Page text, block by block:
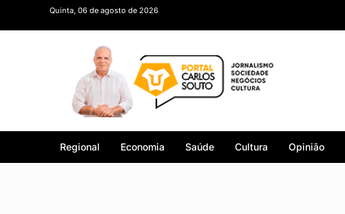
Quinta, 06 de agosto de 2026
Regional Economia Saúde Cultura Opinião